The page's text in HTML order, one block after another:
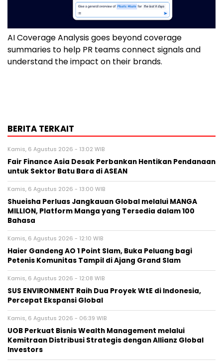
AI Coverage Analysis goes beyond coverage
summaries to help PR teams connect signals and
understand the impact on their brands.
BERITA TERKAIT
Kamis, 6 Agustus 2026 - 13:02 WIB
Fair Finance Asia Desak Perbankan Hentikan Pendanaan
untuk Sektor Batu Bara di ASEAN
Kamis, 6 Agustus 2026 - 13:00 WIB
Shueisha Perluas Jangkauan Global melalui MANGA
MILLION, Platform Manga yang Tersedia dalam 100
Bahasa
Kamis, 6 Agustus 2026 - 12:10 WIB
Haier Gandeng AO 1 Point Slam, Buka Peluang bagi
Petenis Komunitas Tampil di Ajang Grand Slam
Kamis, 6 Agustus 2026 - 12:08 WIB
SUS ENVIRONMENT Raih Dua Proyek WtE di Indonesia,
Percepat Ekspansi Global
Kamis, 6 Agustus 2026 - 06:39 WIB
UOB Perkuat Bisnis Wealth Management melalui
Kemitraan Distribusi Strategis dengan Allianz Global
Investors